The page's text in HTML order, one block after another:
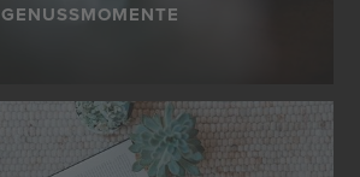
GENUSSMOMENTE